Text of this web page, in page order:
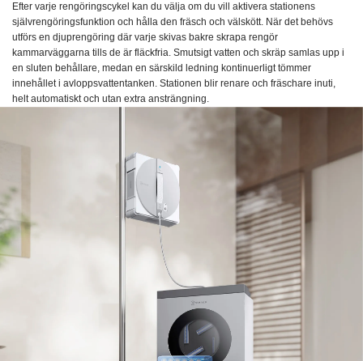
Efter varje rengöringscykel kan du välja om du vill aktivera stationens
självrengöringsfunktion och hålla den fräsch och välskött. När det behövs
utförs en djuprengöring där varje skivas bakre skrapa rengör
kammarväggarna tills de är fläckfria. Smutsigt vatten och skräp samlas upp i
en sluten behållare, medan en särskild ledning kontinuerligt tömmer
innehållet i avloppsvattentanken. Stationen blir renare och fräschare inuti,
helt automatiskt och utan extra ansträngning.